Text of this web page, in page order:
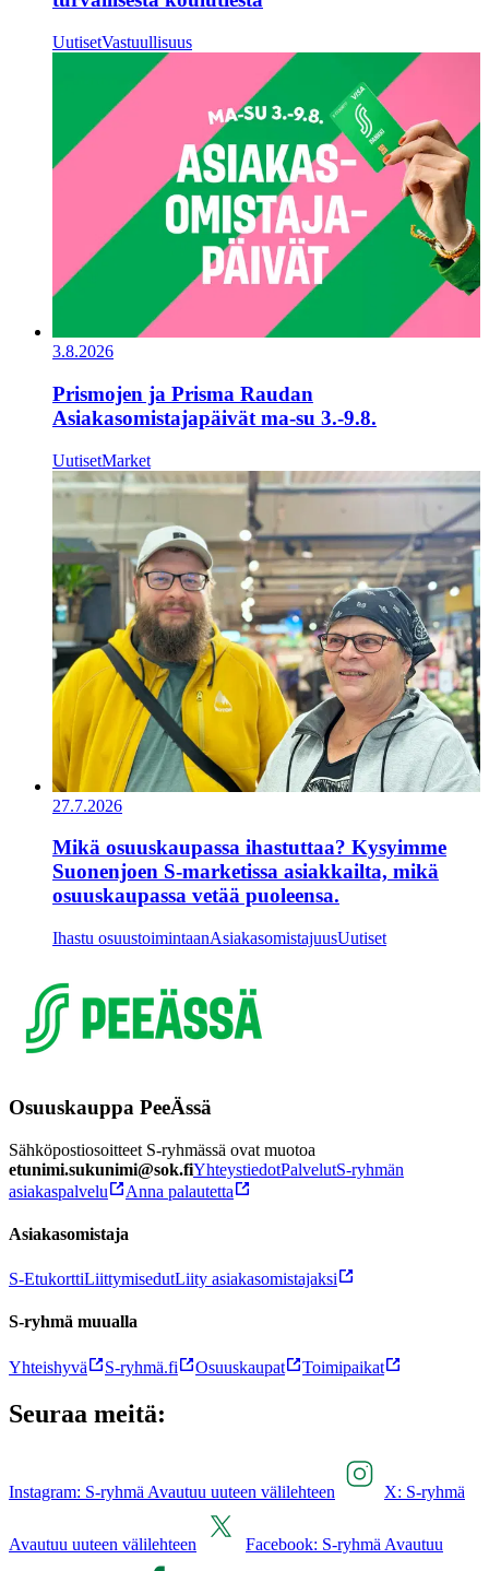
UutisetVastuullisuus
3.8.2026
Prismojen ja Prisma Raudan
Asiakasomistajapäivät ma-su 3.-9.8.
UutisetMarket
27.7.2026
Mikä osuuskaupassa ihastuttaa? Kysyimme
Suonenjoen S-marketissa asiakkailta, mikä
osuuskaupassa vetää puoleensa.
Ihastu osuustoimintaanAsiakasomistajuusUutiset
Osuuskauppa PeeÄssä
Sähköpostiosoitteet S-ryhmässä ovat muotoa
etunimi.sukunimi@sok.fiYhteystiedotPalvelutS-ryhmän
asiakaspalvelu
Anna palautetta
Asiakasomistaja
S-EtukorttiLiittymisedutLiity asiakasomistajaksi
S-ryhmä muualla
Yhteishyvä S-ryhmä.fi Osuuskaupat Toimipaikat
Seuraa meitä:
Instagram: S-ryhmä Avautuu uuteen välilehteen X: S-ryhmä
Avautuu uuteen välilehteen Facebook: S-ryhmä Avautuu